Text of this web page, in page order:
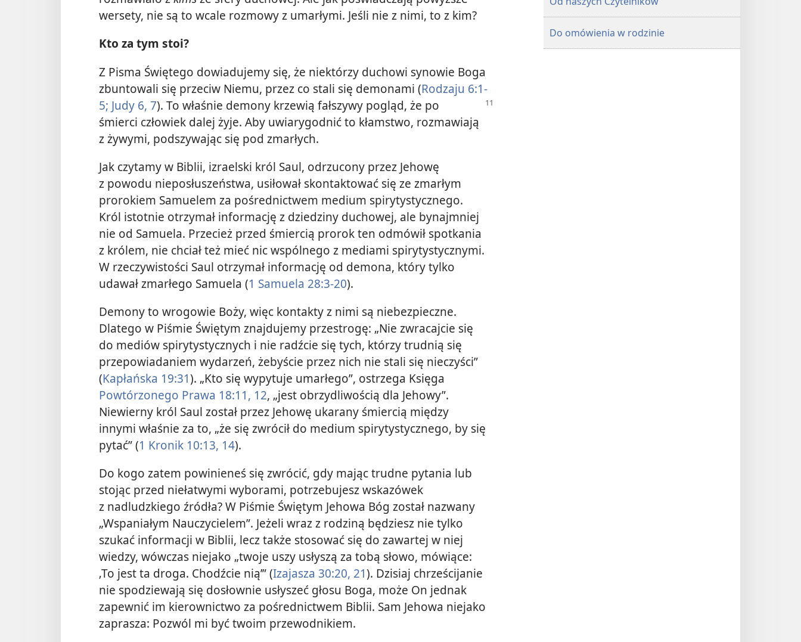
wersety, nie są to wcale rozmowy z umarłymi. Jeśli nie z nimi, to z kim?
Kto za tym stoi?
Z Pisma Świętego dowiadujemy się, że niektórzy duchowi synowie Boga
zbuntowali się przeciw Niemu, przez co stali się demonami (Rodzaju 6:1-
5; Judy 6, 7). To właśnie demony krzewią fałszywy pogląd, że po
śmierci człowiek dalej żyje. Aby uwiarygodnić to kłamstwo, rozmawiają
z żywymi, podszywając się pod zmarłych.
Jak czytamy w Biblii, izraelski król Saul, odrzucony przez Jehowę
z powodu nieposłuszeństwa, usiłował skontaktować się ze zmarłym
prorokiem Samuelem za pośrednictwem medium spirytystycznego.
Król istotnie otrzymał informację z dziedziny duchowej, ale bynajmniej
nie od Samuela. Przecież przed śmiercią prorok ten odmówił spotkania
z królem, nie chciał też mieć nic wspólnego z mediami spirytystycznymi.
W rzeczywistości Saul otrzymał informację od demona, który tylko
udawał zmarłego Samuela (1 Samuela 28:3-20).
Demony to wrogowie Boży, więc kontakty z nimi są niebezpieczne.
Dlatego w Piśmie Świętym znajdujemy przestrogę: „Nie zwracajcie się
do mediów spirytystycznych i nie radźcie się tych, którzy trudnią się
przepowiadaniem wydarzeń, żebyście przez nich nie stali się nieczyści”
(Kapłańska 19:31). „Kto się wypytuje umarłego”, ostrzega Księga
Powtórzonego Prawa 18:11, 12, „jest obrzydliwością dla Jehowy”.
Niewierny król Saul został przez Jehowę ukarany śmiercią między
innymi właśnie za to, „że się zwrócił do medium spirytystycznego, by się
pytać” (1 Kronik 10:13, 14).
Do kogo zatem powinieneś się zwrócić, gdy mając trudne pytania lub
stojąc przed niełatwymi wyborami, potrzebujesz wskazówek
z nadludzkiego źródła? W Piśmie Świętym Jehowa Bóg został nazwany
„Wspaniałym Nauczycielem”. Jeżeli wraz z rodziną będziesz nie tylko
szukać informacji w Biblii, lecz także stosować się do zawartej w niej
wiedzy, wówczas niejako „twoje uszy usłyszą za tobą słowo, mówiące:
‚To jest ta droga. Chodźcie nią’” (Izajasza 30:20, 21). Dzisiaj chrześcijanie
nie spodziewają się dosłownie usłyszeć głosu Boga, może On jednak
zapewnić im kierownictwo za pośrednictwem Biblii. Sam Jehowa niejako
zaprasza: Pozwól mi być twoim przewodnikiem.
Do omówienia w rodzinie